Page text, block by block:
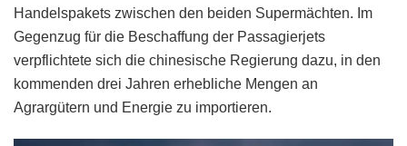
Handelspakets zwischen den beiden Supermächten. Im
Gegenzug für die Beschaffung der Passagierjets
verpflichtete sich die chinesische Regierung dazu, in den
kommenden drei Jahren erhebliche Mengen an
Agrargütern und Energie zu importieren.